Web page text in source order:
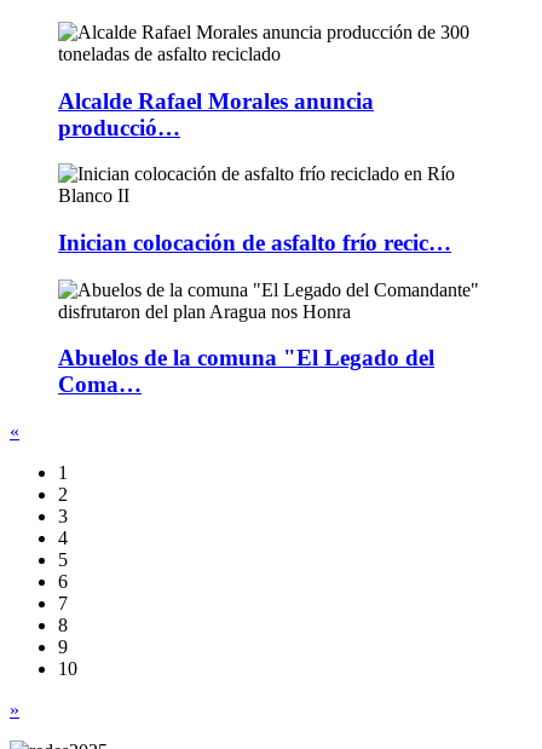
Alcalde Rafael Morales anuncia
producció…
Inician colocación de asfalto frío recic…
Abuelos de la comuna "El Legado del
Coma…
«
1
2
3
4
5
6
7
8
9
10
»